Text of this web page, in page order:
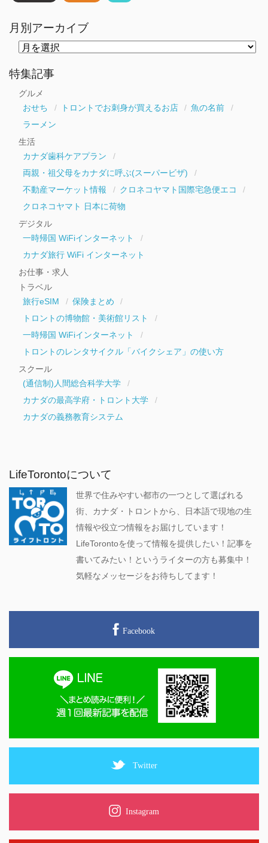
月別アーカイブ
ー
カ
特集記事
グルメ
おせち
トロントでお刺身が買えるお店
魚の名前
ラーメン
生活
カナダ歯科ケアプラン
両親・祖父母をカナダに呼ぶ(スーパービザ)
不動産マーケット情報
クロネコヤマト国際宅急便エコ
クロネコヤマト 日本に荷物
デジタル
一時帰国 WiFiインターネット
カナダ旅行 WiFi インターネット
お仕事・求人
トラベル
旅行eSIM
保険まとめ
トロントの博物館・美術館リスト
一時帰国 WiFiインターネット
トロントのレンタサイクル「バイクシェア」の使い方
スクール
(通信制)人間総合科学大学
カナダの最高学府・トロント大学
カナダの義務教育システム
LifeTorontoについて
世界で住みやすい都市の一つとして選ばれる
街、カナダ・トロントから、日本語で現地の生
情報や役立つ情報をお届けしています！
LifeTorontoを使って情報を提供したい！記事を
書いてみたい！というライターの方も募集中！
気軽なメッセージをお待ちしてます！
Facebook
Twitter
Instagram